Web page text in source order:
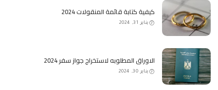
كيفية كتابة قائمة المنقولات 2024
يناير 31, 2024
الاوراق المطلوبه لاستخراج جواز سفر 2024
يناير 30, 2024